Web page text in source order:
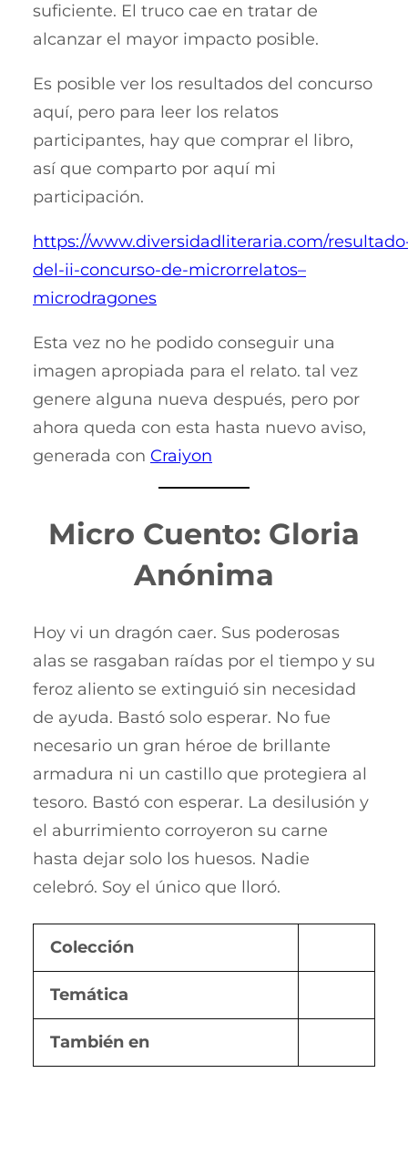
suficiente. El truco cae en tratar de
alcanzar el mayor impacto posible.
Es posible ver los resultados del concurso
aquí, pero para leer los relatos
participantes, hay que comprar el libro,
así que comparto por aquí mi
participación.
https://www.diversidadliteraria.com/
del-ii-concurso-de-microrrelatos–
microdragones
Esta vez no he podido conseguir una
imagen apropiada para el relato. tal vez
genere alguna nueva después, pero por
ahora queda con esta hasta nuevo aviso,
generada con Craiyon
Micro Cuento: Gloria
Anónima
Hoy vi un dragón caer. Sus poderosas
alas se rasgaban raídas por el tiempo y su
feroz aliento se extinguió sin necesidad
de ayuda. Bastó solo esperar. No fue
necesario un gran héroe de brillante
armadura ni un castillo que protegiera al
tesoro. Bastó con esperar. La desilusión y
el aburrimiento corroyeron su carne
hasta dejar solo los huesos. Nadie
celebró. Soy el único que lloró.
Colección
Temática
También en